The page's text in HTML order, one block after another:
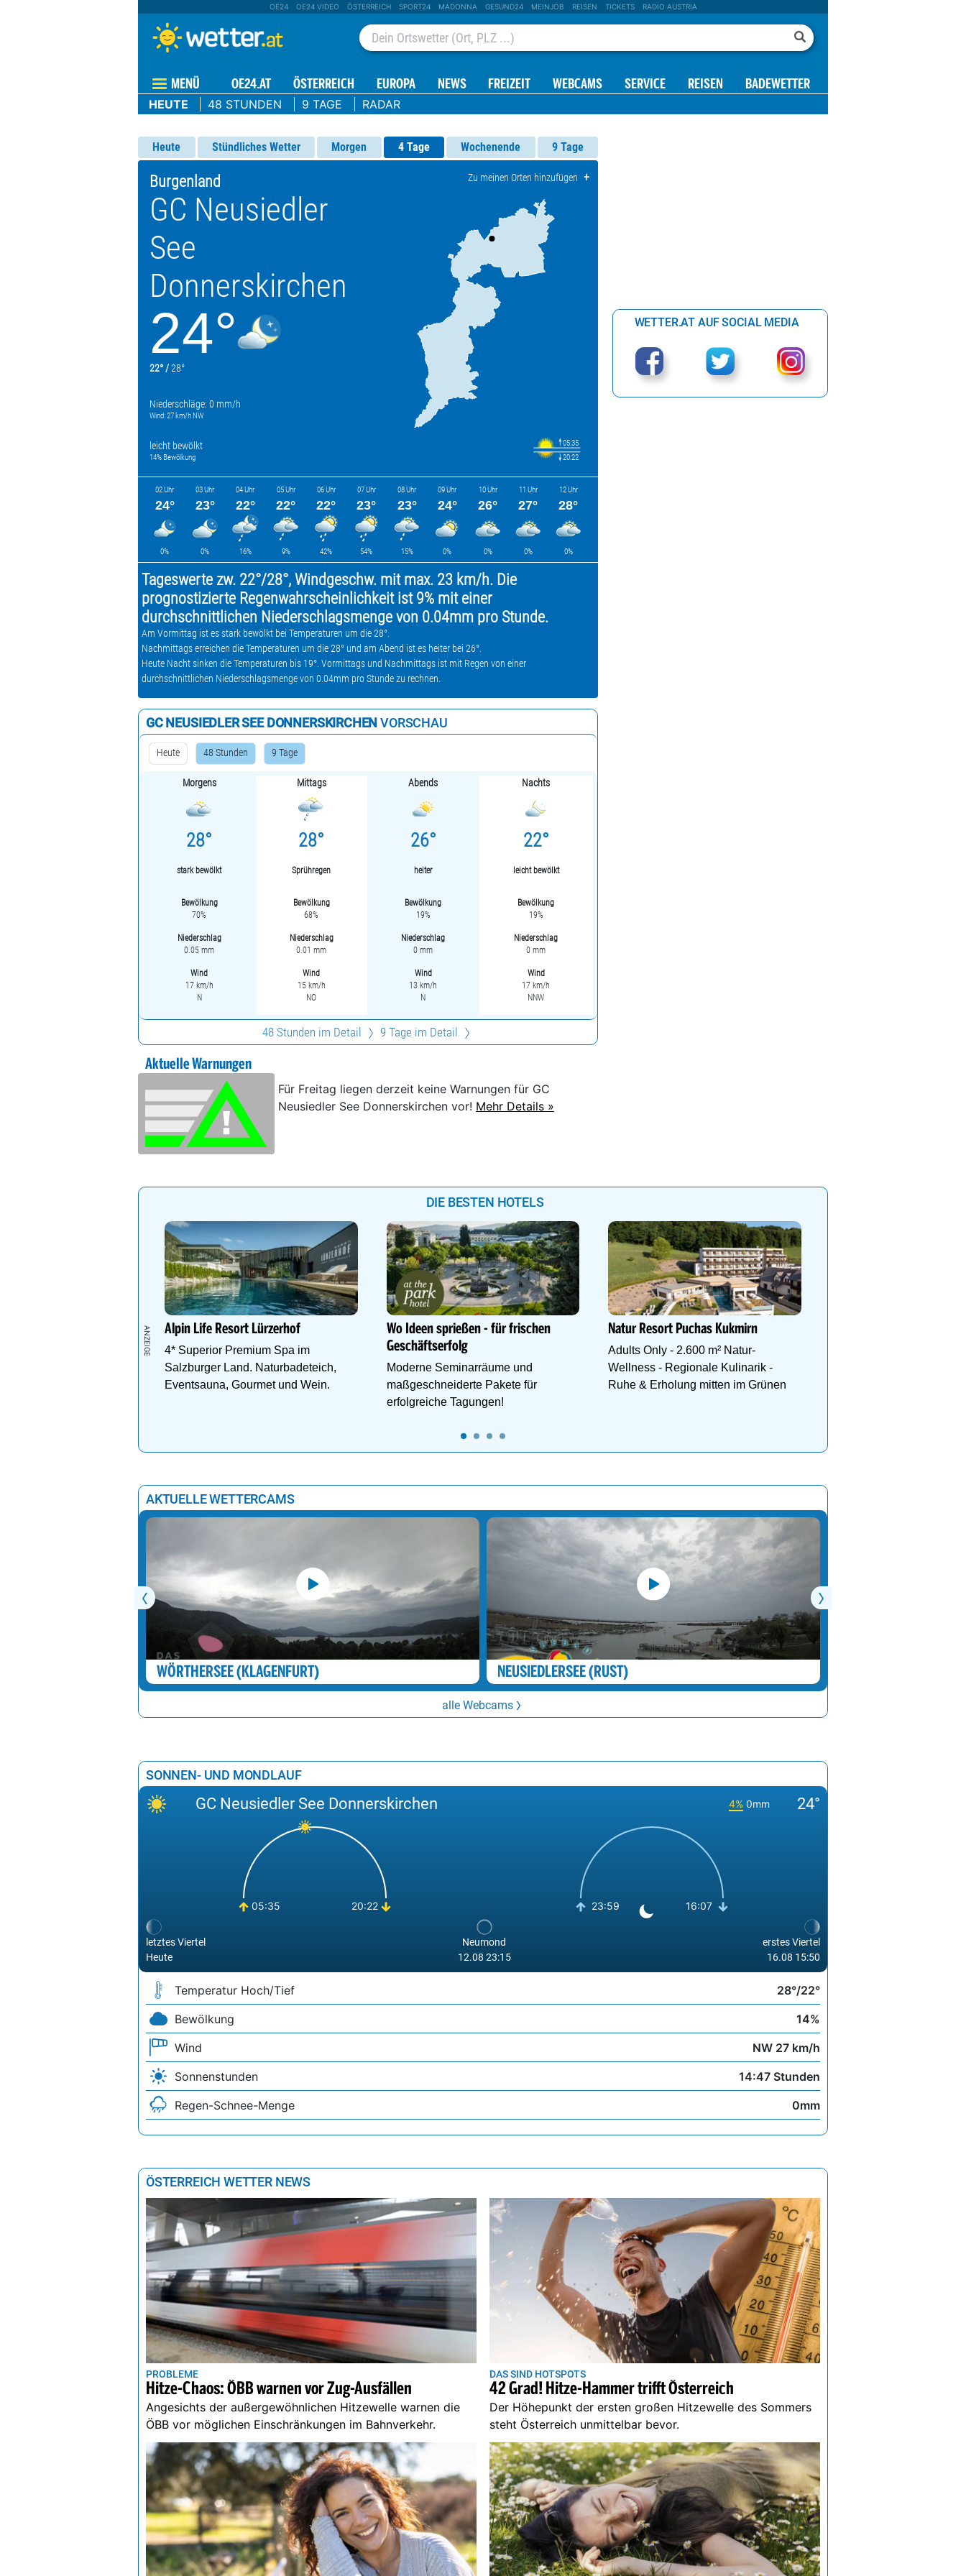
OE24 OE24 VIDEO ÖSTERREICH SPORT24 MADONNA GESUND24 MEINJOB REISEN TICKETS RADIO AUSTRIA
MENÜ OE24.AT ÖSTERREICH EUROPA NEWS FREIZEIT WEBCAMS SERVICE REISEN BADEWETTER
HEUTE 48 STUNDEN 9 TAGE RADAR
Heute Stündliches Wetter Morgen 4 Tage Wochenende 9 Tage
Burgenland
GC Neusiedler
See
Donnerskirchen
24°
22° /28°
Niederschläge: 0 mm/h
Wind: 27 km/h NW
Zu meinen Orten hinzufügen +
leicht bewölkt
14% Bewölkung
05:35
20:22
02 Uhr
24°
0%
03 Uhr
23°
0%
04 Uhr
22°
16%
05 Uhr
22°
9%
06 Uhr
22°
42%
07 Uhr
23°
54%
08 Uhr
23°
15%
09 Uhr
24°
0%
10 Uhr
26°
0%
11 Uhr
27°
0%
12 Uhr
28°
0%
Tageswerte zw. 22°/28°, Windgeschw. mit max. 23 km/h. Die
prognostizierte Regenwahrscheinlichkeit ist 9% mit einer
durchschnittlichen Niederschlagsmenge von 0.04mm pro Stunde.
Am Vormittag ist es stark bewölkt bei Temperaturen um die 28°.
Nachmittags erreichen die Temperaturen um die 28° und am Abend ist es heiter bei 26°.
Heute Nacht sinken die Temperaturen bis 19°. Vormittags und Nachmittags ist mit Regen von einer
durchschnittlichen Niederschlagsmenge von 0.04mm pro Stunde zu rechnen.
GC NEUSIEDLER SEE DONNERSKIRCHEN VORSCHAU
Heute 48 Stunden 9 Tage
Morgens
28°
stark bewölkt
Bewölkung
70%
Niederschlag
0.05 mm
Wind
17 km/h
N
Mittags
28°
Sprühregen
Bewölkung
68%
Niederschlag
0.01 mm
Wind
15 km/h
NO
Abends
26°
heiter
Bewölkung
19%
Niederschlag
0 mm
Wind
13 km/h
N
Nachts
22°
leicht bewölkt
Bewölkung
19%
Niederschlag
0 mm
Wind
17 km/h
NNW
48 Stunden im Detail 9 Tage im Detail
Aktuelle Warnungen
Für Freitag liegen derzeit keine Warnungen für GC
Neusiedler See Donnerskirchen vor! Mehr Details »
WETTER.AT AUF SOCIAL MEDIA
DIE BESTEN HOTELS
Alpin Life Resort Lürzerhof
4* Superior Premium Spa im
Salzburger Land. Naturbadeteich,
Eventsauna, Gourmet und Wein.
Wo Ideen sprießen - für frischen
Geschäftserfolg
Moderne Seminarräume und
maßgeschneiderte Pakete für
erfolgreiche Tagungen!
Natur Resort Puchas Kukmirn
Adults Only - 2.600 m² Natur-
Wellness - Regionale Kulinarik -
Ruhe & Erholung mitten im Grünen
AKTUELLE WETTERCAMS
WÖRTHERSEE (KLAGENFURT) NEUSIEDLERSEE (RUST)
alle Webcams
SONNEN- UND MONDLAUF
GC Neusiedler See Donnerskirchen 4% 0mm 24°
05:35 20:22 23:59 16:07
letztes Viertel
Heute
Neumond
12.08 23:15
erstes Viertel
16.08 15:50
Temperatur Hoch/Tief
28°/22°
Bewölkung
14%
Wind
NW 27 km/h
Sonnenstunden
14:47 Stunden
Regen-Schnee-Menge
0mm
ÖSTERREICH WETTER NEWS
PROBLEME
Hitze-Chaos: ÖBB warnen vor Zug-Ausfällen
Angesichts der außergewöhnlichen Hitzewelle warnen die
ÖBB vor möglichen Einschränkungen im Bahnverkehr.
DAS SIND HOTSPOTS
42 Grad! Hitze-Hammer trifft Österreich
Der Höhepunkt der ersten großen Hitzewelle des Sommers
steht Österreich unmittelbar bevor.